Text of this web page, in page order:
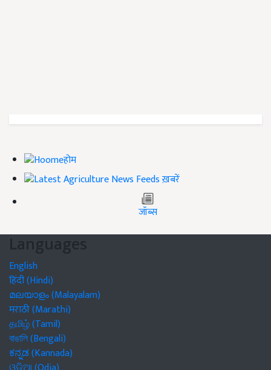
होम
ख़बरें
जॉब्स
Languages
English
हिंदी (Hindi)
മലയാളം (Malayalam)
मराठी (Marathi)
தமிழ் (Tamil)
বাঙালি (Bengali)
ಕನ್ನಡ (Kannada)